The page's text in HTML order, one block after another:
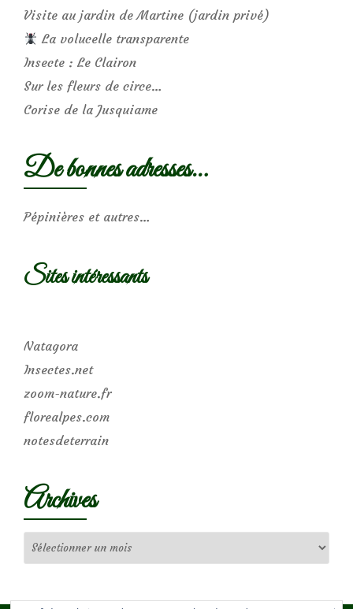
Visite au jardin de Martine (jardin privé)
La volucelle transparente
Insecte : Le Clairon
Sur les fleurs de circe…
Corise de la Jusquiame
De bonnes adresses…
Pépinières et autres…
Sites intéressants
Natagora
Insectes.net
zoom-nature.fr
florealpes.com
notesdeterrain
Archives